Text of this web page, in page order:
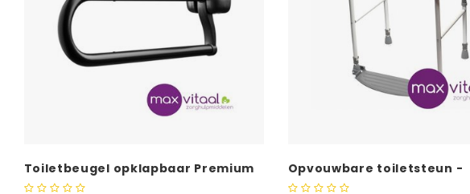
Toiletbeugel opklapbaar Premium
Zwart, 70cm SecuCare
Opvouwbare toiletsteun -